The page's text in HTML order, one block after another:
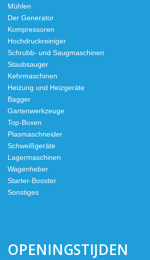
Mühlen
Der Generator
Kompressoren
Hochdruckreiniger
Schrubb- und Saugmaschinen
Staubsauger
Kehrmaschinen
Heizung und Heizgeräte
Bagger
Gartenwerkzeuge
Top-Boxen
Plasmaschneider
Schweißgeräte
Lagermaschinen
Wagenheber
Starter-Booster
Sonstiges
OPENINGSTIJDEN